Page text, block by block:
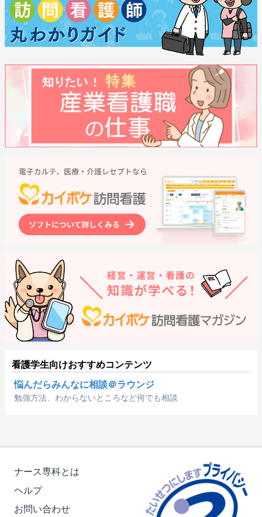
看護学生向けおすすめコンテンツ
悩んだらみんなに相談＠ラウンジ
勉強方法、わからないところなど何でも相談
ナース専科とは
ヘルプ
お問い合わせ